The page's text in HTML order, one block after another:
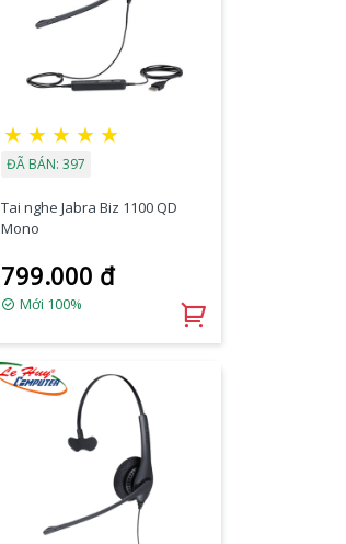
★ ★ ★ ★ ★
ĐÃ BÁN: 397
Tai nghe Jabra Biz 1100 QD
Mono
799.000 đ
Mới 100%